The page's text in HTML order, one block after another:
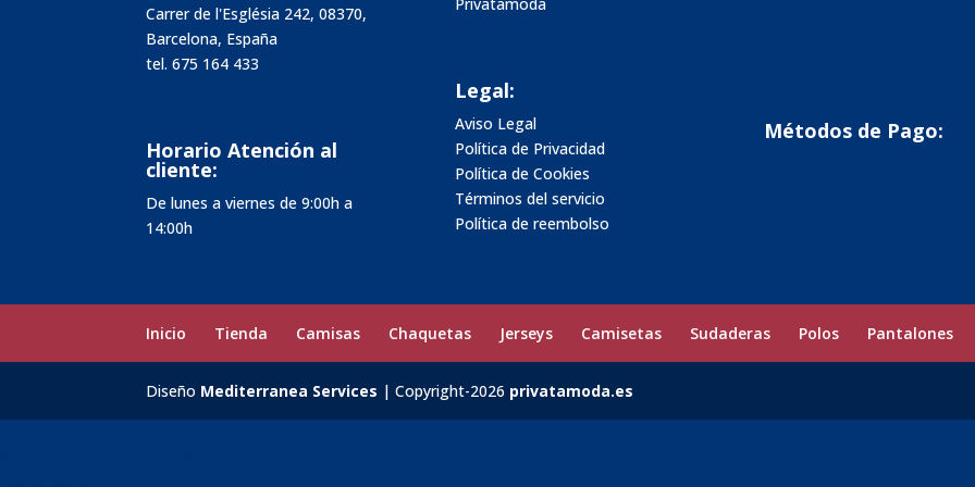
Carrer de l'Església 242, 08370,
Barcelona, España
tel.675 164 433
Horario Atención al
cliente:
De lunes a viernes de 9:00h a
14:00h
Legal:
Aviso Legal
Política de Privacidad
Política de Cookies
Términos del servicio
Política de reembolso
Métodos de Pago:
Inicio Tienda Camisas Chaquetas Jerseys Camisetas Sudaderas Polos Pantalones
Diseño Mediterranea Services | Copyright-2026 privatamoda.es